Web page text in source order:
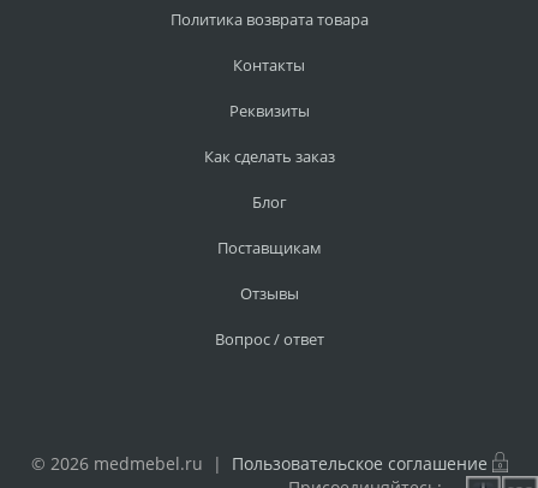
Политика возврата товара
Контакты
Реквизиты
Как сделать заказ
Блог
Поставщикам
Отзывы
Вопрос / ответ
© 2026 medmebel.ru | Пользовательское соглашение